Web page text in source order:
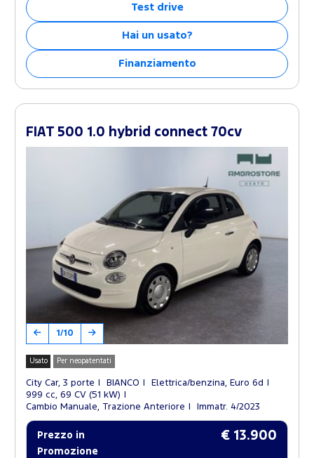
Test drive
Hai un usato?
Finanziamento
FIAT 500 1.0 hybrid connect 70cv
1/10
Usato Per neopatentati
City Car, 3 porte BIANCO
Elettrica/benzina, Euro 6d
999 cc, 69 CV (51 kW)
Cambio Manuale, Trazione Anteriore
Immatr. 4/2023
Prezzo in
Promozione
€ 13.900